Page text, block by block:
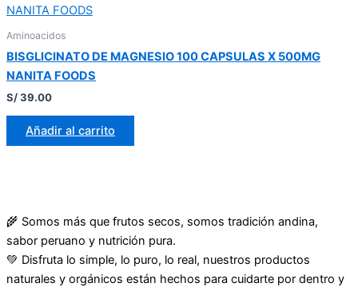
Aminoacidos
BISGLICINATO DE MAGNESIO 100 CAPSULAS X 500MG
NANITA FOODS
S/39.00
Añadir al carrito
🌾 Somos más que frutos secos, somos tradición andina,
sabor peruano y nutrición pura.
💚 Disfruta lo simple, lo puro, lo real, nuestros productos
naturales y orgánicos están hechos para cuidarte por dentro y